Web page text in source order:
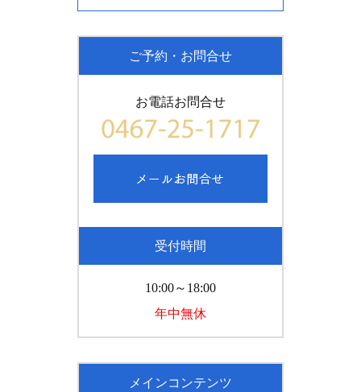
ご予約・お問合せ
お電話お問合せ
受付時間
10:00～18:00
年中無休
メインコンテンツ